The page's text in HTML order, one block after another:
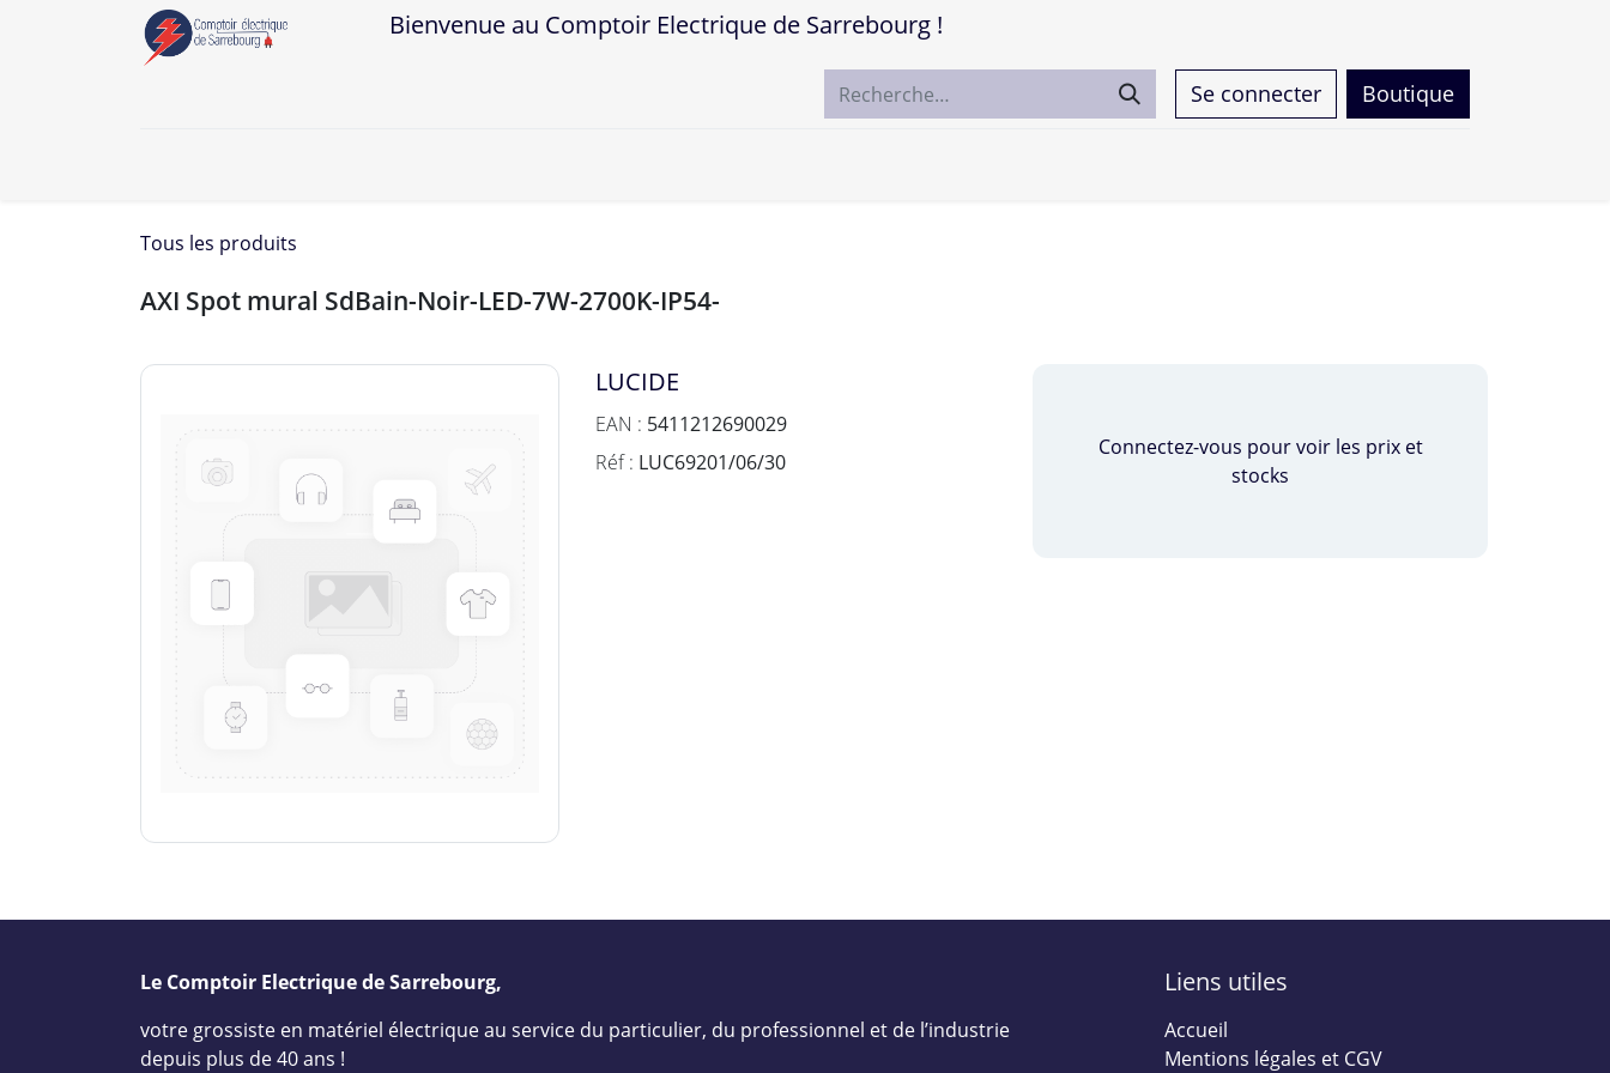
Bienvenue au Comptoir Electrique de Sarrebourg !
Se connecter Boutique
Tous les produits
AXI Spot mural SdBain-Noir-LED-7W-2700K-IP54-
LUCIDE
EAN : 5411212690029
Réf : LUC69201/06/30
Connectez-vous pour voir les prix et
stocks
Le Comptoir Electrique de Sarrebourg,
votre grossiste en matériel électrique au service du particulier, du professionnel et de l’industrie
depuis plus de 40 ans !
Liens utiles
Accueil
Mentions légales et CGV